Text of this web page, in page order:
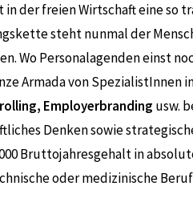
in der freien Wirtschaft eine so
steht nunmal der
Wo Personalagenden einst
Armada von SpezialistInnen
Employerbranding usw.
Denken sowie
Bruttojahresgehalt in
oder medizinische